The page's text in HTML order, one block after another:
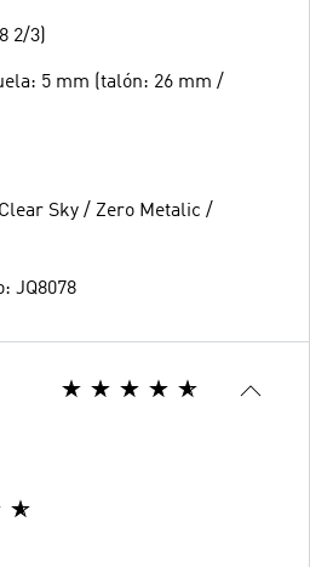
2/3)
5 mm (talón: 26 mm /
Sky / Zero Metalic /
JQ8078